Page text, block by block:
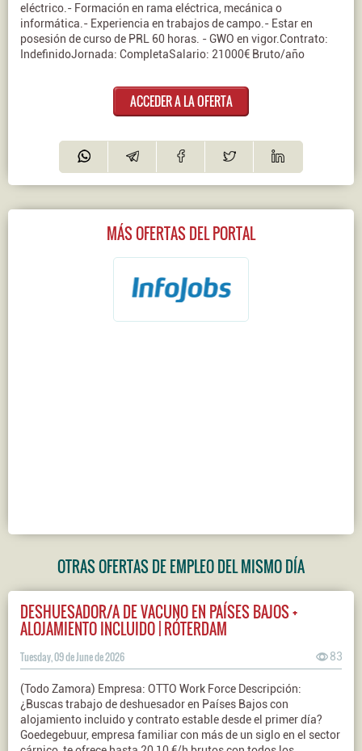
eléctrico.- Formación en rama eléctrica, mecánica o
informática.- Experiencia en trabajos de campo.- Estar en
posesión de curso de PRL 60 horas. - GWO en vigor.Contrato:
IndefinidoJornada: CompletaSalario: 21000€ Bruto/año
ACCEDER A LA OFERTA
MÁS OFERTAS DEL PORTAL
OTRAS OFERTAS DE EMPLEO DEL MISMO DÍA
DESHUESADOR/A DE VACUNO EN PAÍSES BAJOS +
ALOJAMIENTO INCLUIDO | RÓTERDAM
Tuesday, 09 de June de 2026 83
(Todo Zamora) Empresa: OTTO Work Force Descripción:
¿Buscas trabajo de deshuesador en Países Bajos con
alojamiento incluido y contrato estable desde el primer día?
Goedegebuur, empresa familiar con más de un siglo en el sector